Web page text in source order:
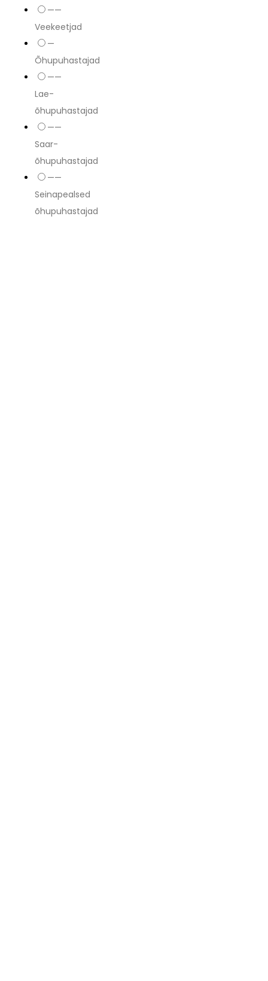
——
Veekeetjad
—
Õhupuhastajad
——
Lae-
õhupuhastajad
——
Saar-
õhupuhastajad
——
Seinapealsed
õhupuhastajad